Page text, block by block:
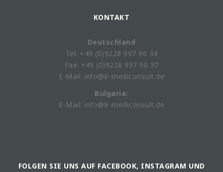
KONTAKT
Deutschland
Tel: +49 (0)9228 997 90 34
Fax: +49 (0)9228 997 90 37
E-Mail: info@lr-mediconsult.de
Bulgaria:
E-Mail: info@lr-mediconsult.de
FOLGEN SIE UNS AUF FACEBOOK, INSTAGRAM UND